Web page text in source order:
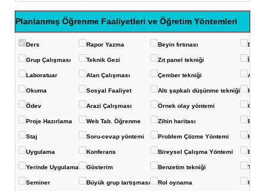
Planlanmış Öğrenme Faaliyetleri ve Öğretim Yöntemleri
Ders Rapor Yazma Beyin fırtınası
Grup Çalışması Teknik Gezi Zıt panel tekniği
Laboratuar Alan Çalışması Çember tekniği
Okuma Sosyal Faaliyet Altı şapkalı düşünme tekniği
Ödev Arazi Çalışması Örnek olay yöntemi
Proje Hazırlama Web Tab. Öğrenme Zihin haritası Balık
Staj Soru-cevap yöntemi Problem Çözme Yöntemi
Uygulama Konferans Bireysel Çalışma Yöntemi
Yerinde Uygulama Gösterim Benzetim tekniği Ters-
Seminer Büyük grup tartışması Rol oynama